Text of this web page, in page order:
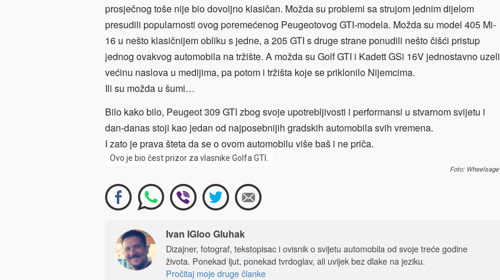
prosječnog toše nije bio dovoljno klasičan. Možda su problemi sa strujom jednim dijelom
presudili popularnosti ovog poremećenog Peugeotovog GTI-modela. Možda su model 405 Mi-
16 u nešto klasičnijem obliku s jedne, a 205 GTI s druge strane ponudili nešto čišći pristup
jednog ovakvog automobila na tržište. A možda su Golf GTI i Kadett GSi 16V jednostavno uzeli
većinu naslova u medijima, pa potom i tržišta koje se priklonilo Nijemcima.
Ili su možda u šumi…
Bilo kako bilo, Peugeot 309 GTI zbog svoje upotrebljivosti i performansi u stvarnom svijetu i
dan-danas stoji kao jedan od najposebnijih gradskih automobila svih vremena.
I zato je prava šteta da se o ovom automobilu više baš i ne priča.
Ovo je bio čest prizor za vlasnike Golfa GTI.
Foto: Wheelsage
Ivan IGloo Gluhak
Dizajner, fotograf, tekstopisac i ovisnik o svijetu automobila od svoje treće godine
života. Ponekad ljut, ponekad tvrdoglav, ali uvijek bez dlake na jeziku.
Pročitaj moje druge članke